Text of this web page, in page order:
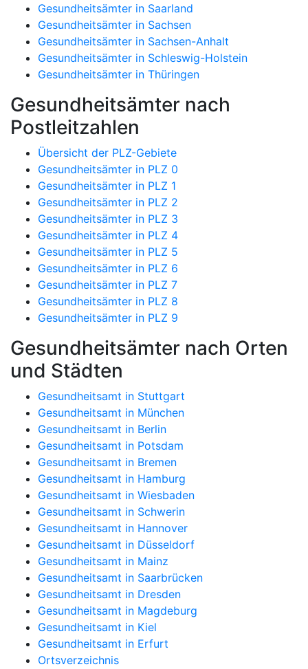
Gesundheitsämter in Saarland
Gesundheitsämter in Sachsen
Gesundheitsämter in Sachsen-Anhalt
Gesundheitsämter in Schleswig-Holstein
Gesundheitsämter in Thüringen
Gesundheitsämter nach
Postleitzahlen
Übersicht der PLZ-Gebiete
Gesundheitsämter in PLZ 0
Gesundheitsämter in PLZ 1
Gesundheitsämter in PLZ 2
Gesundheitsämter in PLZ 3
Gesundheitsämter in PLZ 4
Gesundheitsämter in PLZ 5
Gesundheitsämter in PLZ 6
Gesundheitsämter in PLZ 7
Gesundheitsämter in PLZ 8
Gesundheitsämter in PLZ 9
Gesundheitsämter nach Orten
und Städten
Gesundheitsamt in Stuttgart
Gesundheitsamt in München
Gesundheitsamt in Berlin
Gesundheitsamt in Potsdam
Gesundheitsamt in Bremen
Gesundheitsamt in Hamburg
Gesundheitsamt in Wiesbaden
Gesundheitsamt in Schwerin
Gesundheitsamt in Hannover
Gesundheitsamt in Düsseldorf
Gesundheitsamt in Mainz
Gesundheitsamt in Saarbrücken
Gesundheitsamt in Dresden
Gesundheitsamt in Magdeburg
Gesundheitsamt in Kiel
Gesundheitsamt in Erfurt
Ortsverzeichnis